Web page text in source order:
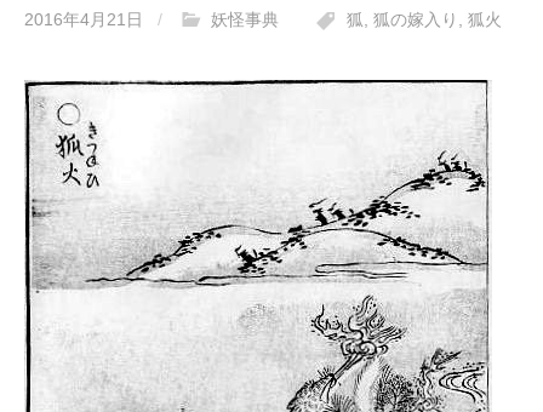
2016年4月21日 / 妖怪事典 狐, 狐の嫁入り , 狐火